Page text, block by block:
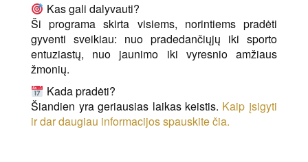
Kas gali dalyvauti?
Ši programa skirta visiems, norintiems pradėti
gyventi sveikiau: nuo pradedančiųjų iki sporto
entuziastų, nuo jaunimo iki vyresnio amžiaus
žmonių.
Kada pradėti?
Šiandien yra geriausias laikas keistis. Kaip įsigyti
ir dar daugiau informacijos spauskite čia.